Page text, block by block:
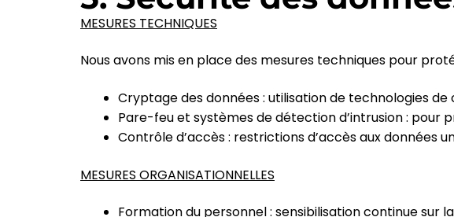
MESURES TECHNIQUES
Nous avons mis en place des mesures techniques pour
Cryptage des données : utilisation de technologies
Pare-feu et systèmes de détection d’intrusion :
Contrôle d’accès : restrictions d’accès aux données
MESURES ORGANISATIONNELLES
Formation du personnel : sensibilisation continue